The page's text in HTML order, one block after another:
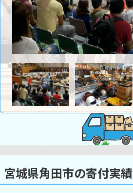
宮城県角田市の寄付実績